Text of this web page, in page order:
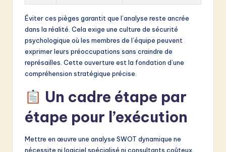
Éviter ces pièges garantit que l’analyse reste ancrée
dans la réalité. Cela exige une culture de sécurité
psychologique où les membres de l’équipe peuvent
exprimer leurs préoccupations sans craindre de
représailles. Cette ouverture est la fondation d’une
compréhension stratégique précise.
Un cadre étape par
étape pour l’exécution
Mettre en œuvre une analyse SWOT dynamique ne
nécessite ni logiciel spécialisé ni consultants coûteux.